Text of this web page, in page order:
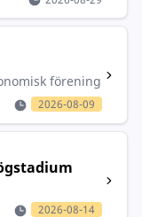
förening
2026-08-09
2026-08-14